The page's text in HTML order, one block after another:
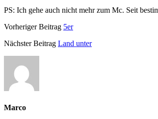
PS: Ich gehe auch nicht mehr zum Mc. Seit
Vorheriger Beitrag 5er
Nächster Beitrag Land unter
Marco